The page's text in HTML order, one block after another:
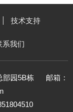
技术支持
系我们
部园5B栋
邮箱：